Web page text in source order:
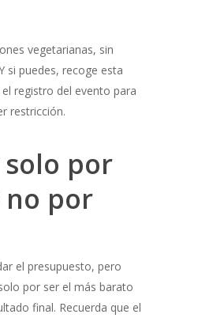
vegetarianas, sin
si puedes, recoge esta
registro del evento para
restricción.
solo por
no por
el presupuesto, pero
por ser el más barato
final. Recuerda que el